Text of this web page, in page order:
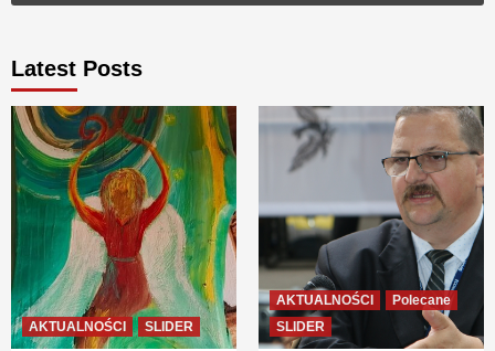
Latest Posts
AKTUALNOŚCI SLIDER
AKTUALNOŚCI
Polecane
SLIDER